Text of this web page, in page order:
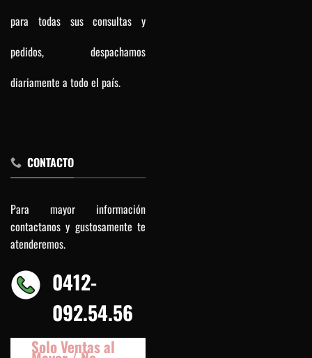
para todas sus consultas y
pedidos, despachamos
diariamente a todo el país.
CONTACTO
Para mayor información
contactanos y gustosamente te
atenderemos.
0412-
092.54.56
Solo Ventas al